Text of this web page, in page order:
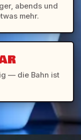
abends und
mehr.
— die Bahn ist